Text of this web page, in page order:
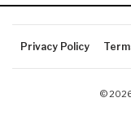
Privacy Policy
© 2026